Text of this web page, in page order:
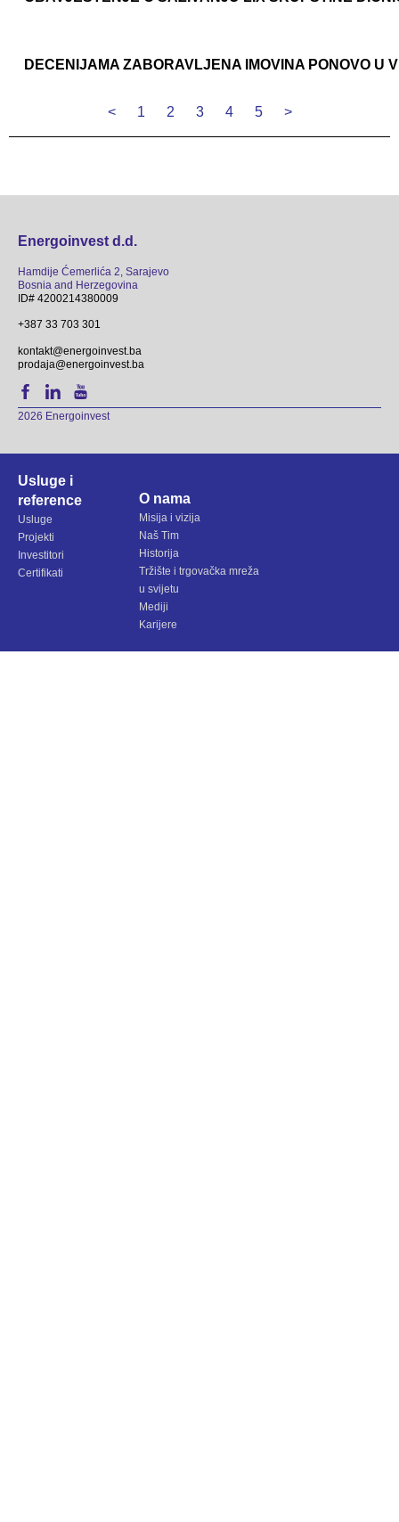
DECENIJAMA ZABORAVLJENA IMOVINA PONOVO U
< 1 2 3 4 5 >
Energoinvest d.d.
Hamdije Ćemerlića 2, Sarajevo
Bosnia and Herzegovina
ID# 4200214380009
+387 33 703 301
kontakt@energoinvest.ba
prodaja@energoinvest.ba
2026 Energoinvest
Usluge i
reference
Usluge
Projekti
Investitori
Certifikati
O nama
Misija i vizija
Naš Tim
Historija
Tržište i trgovačka mreža
u svijetu
Mediji
Karijere